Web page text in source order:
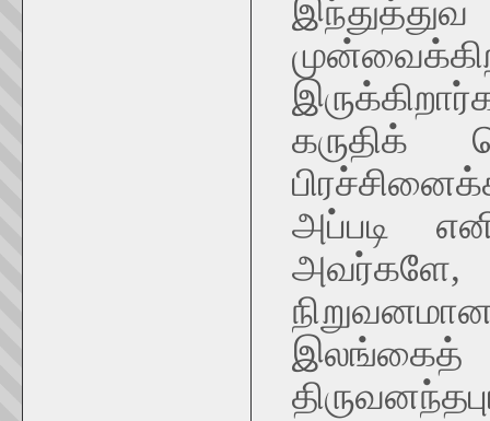
கருதிக்
அப்படி
அவர்களே,